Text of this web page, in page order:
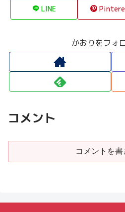
LINE
かおりをフォ
コメント
コメントを書